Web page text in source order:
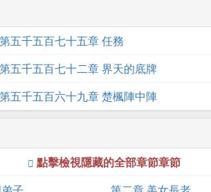
第五千五百七十五章 任務
第五千五百七十二章 界天的底牌
第五千五百六十九章 楚楓陣中陣
點擊檢視隱藏的全部章節章節